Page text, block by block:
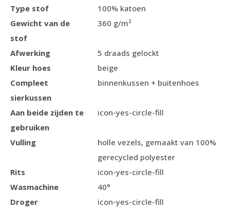
Type stof
100% katoen
Gewicht van de
stof
360 g/m²
Afwerking
5 draads gelockt
Kleur hoes
beige
Compleet
sierkussen
binnenkussen + buitenhoes
Aan beide zijden te
gebruiken
icon-yes-circle-fill
Vulling
holle vezels, gemaakt van 100%
gerecycled polyester
Rits
icon-yes-circle-fill
Wasmachine
40°
Droger
icon-yes-circle-fill